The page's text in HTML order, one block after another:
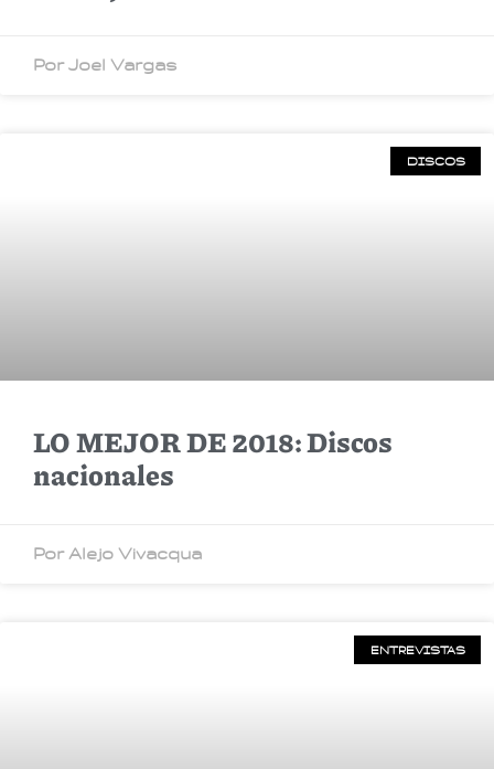
Por Joel Vargas
DISCOS
LO MEJOR DE 2018: Discos
nacionales
Por Alejo Vivacqua
ENTREVISTAS